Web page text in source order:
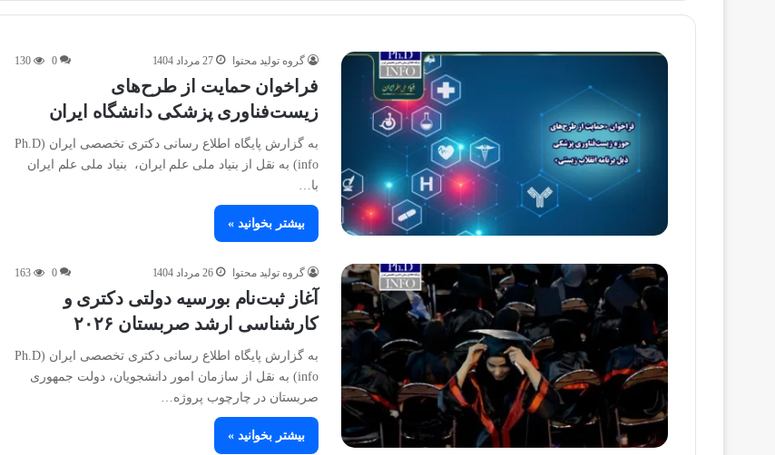
گروه تولید محتوا 27 مرداد 1404 0
130
فراخوان حمایت از طرح‌های
زیست‌فناوری پزشکی دانشگاه ایران
به گزارش پایگاه اطلاع رسانی دکتری تخصصی ایران (Ph.D
info) به نقل از بنیاد ملی علم ایران، بنیاد ملی علم ایران
با…
بیشتر بخوانید »
گروه تولید محتوا 26 مرداد 1404 0
163
آغاز ثبت‌نام بورسیه دولتی دکتری و
کارشناسی ارشد صربستان ۲۰۲۶
به گزارش پایگاه اطلاع رسانی دکتری تخصصی ایران (Ph.D
info) به نقل از سازمان امور دانشجویان، دولت جمهوری
صربستان در چارچوب پروژه…
بیشتر بخوانید »